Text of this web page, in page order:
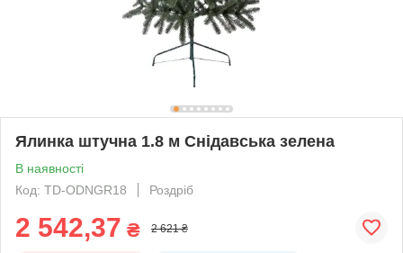
Ялинка штучна 1.8 м Снідавська зелена
В наявності
Код: TD-ODNGR18
Роздріб
2 542,37 ₴ 2 621 ₴